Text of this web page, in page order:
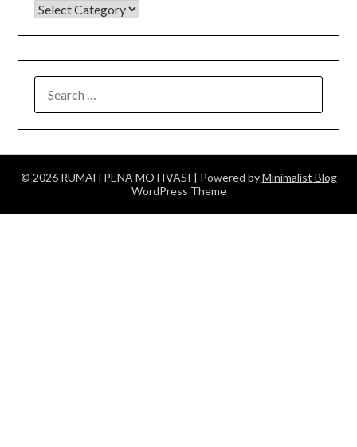
KATEGORI
FOR:
© 2026 RUMAH PENA MOTIVASI | Powered byMinimalist Blog
WordPress Theme